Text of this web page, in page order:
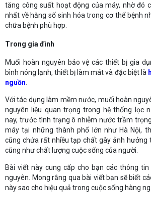
tăng công suất hoạt động của máy, nhờ đó
nhất về hằng số sinh hóa trong cơ thể bệnh
chữa bệnh phù hợp.
Trong gia đình
Muối hoàn nguyên bảo vệ các thiết bị gia
bình nóng lạnh, thiết bị làm mát và đặc biệt là
nguồn.
Với tác dụng làm mềm nước, muối hoàn
nguyên liệu quan trọng trong hệ thống lọc
nay, trước tình trạng ô nhiễm nước trầm
máy tại những thành phố lớn như Hà Nội,
cũng chứa rất nhiều tạp chất gây ảnh hưởng
cũng như chất lượng cuộc sống của người.
Bài viết này cung cấp cho bạn các thông
nguyên. Mong rằng qua bài viết bạn sẽ biết
này sao cho hiệu quả trong cuộc sống hàng